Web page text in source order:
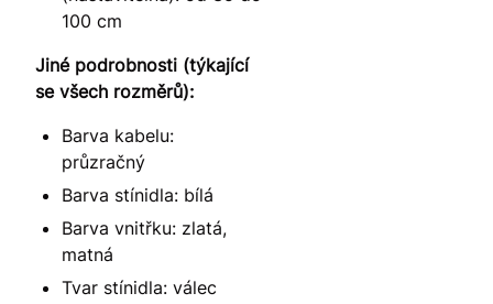
100 cm
Jiné podrobnosti (týkající
se všech rozměrů):
Barva kabelu:
průzračný
Barva stínidla: bílá
Barva vnitřku: zlatá,
matná
Tvar stínidla: válec